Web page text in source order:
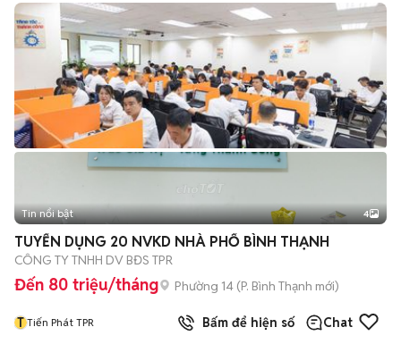
Tin nổi bật 4
TUYỂN DỤNG 20 NVKD NHÀ PHỐ BÌNH THẠNH
CÔNG TY TNHH DV BĐS TPR
Đến 80 triệu/tháng Phường 14 (P. Bình Thạnh mới)
T Tiến Phát TPR Bấm để hiện số Chat